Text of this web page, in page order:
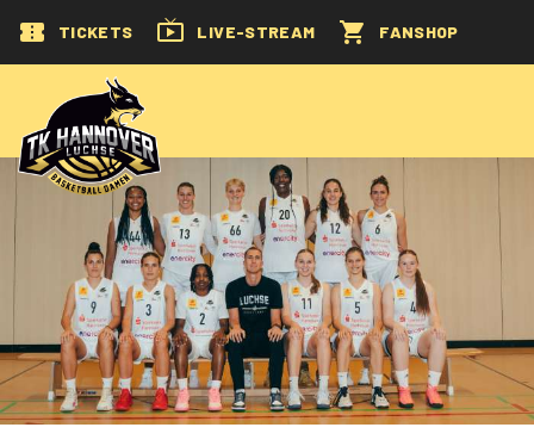
TICKETS LIVE-STREAM FANSHOP